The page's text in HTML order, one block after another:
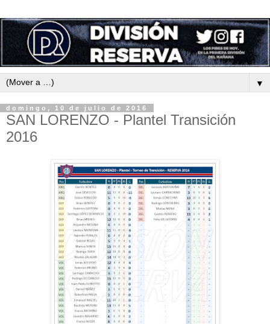
▼
domingo, 10 de julio de 2016
SAN LORENZO - Plantel Transición
2016